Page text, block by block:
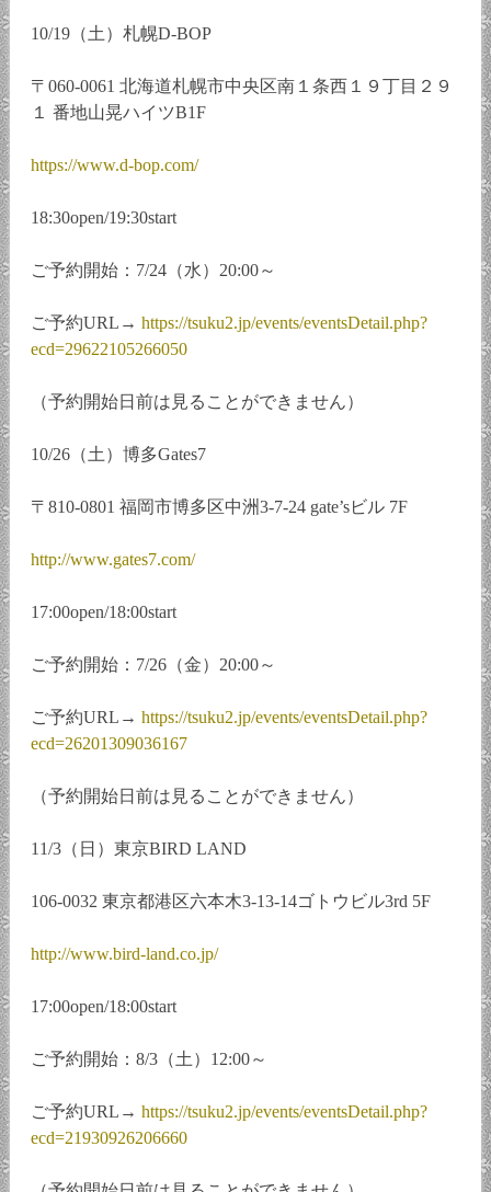
10/19（土）札幌D-BOP
〒060-0061 北海道札幌市中央区南１条西１９丁目２９
１ 番地山晃ハイツB1F
https://www.d-bop.com/
18:30open/19:30start
ご予約開始：7/24（水）20:00～
ご予約URL→ https://tsuku2.jp/events/eventsDetail.php?
ecd=29622105266050
（予約開始日前は見ることができません）
10/26（土）博多Gates7
〒810-0801 福岡市博多区中洲3-7-24 gate’sビル 7F
http://www.gates7.com/
17:00open/18:00start
ご予約開始：7/26（金）20:00～
ご予約URL→ https://tsuku2.jp/events/eventsDetail.php?
ecd=26201309036167
（予約開始日前は見ることができません）
11/3（日）東京BIRD LAND
106-0032 東京都港区六本木3-13-14ゴトウビル3rd 5F
http://www.bird-land.co.jp/
17:00open/18:00start
ご予約開始：8/3（土）12:00～
ご予約URL→ https://tsuku2.jp/events/eventsDetail.php?
ecd=21930926206660